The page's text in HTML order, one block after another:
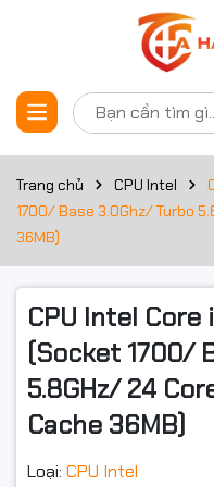
Trang chủ CPU Intel
1700/ Base 3.0Ghz/ Turbo
36MB)
CPU Intel Core
(Socket 1700/
5.8GHz/ 24
Cache 36MB)
Loại: CPU Intel
Thông số
Thông tin chung
Dòng CPU
Thế hệ CPU
Thông tin chi tiết
Socket
Tốc độ
Tốc độ Turbo tối đa
Đặt trước